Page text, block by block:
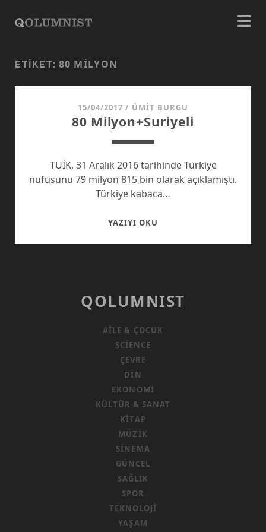
ETIKET: 80 MILYON
15/04/2017 / ÜMIT BURGU
80 Milyon+Suriyeli
TUİK, 31 Aralık 2016 tarihinde Türkiye
nüfusunu 79 milyon 815 bin olarak açıklamıştı.
Türkiye kabaca…
YAZIYI OKU
QOLUMNIST
AILE & ÇOCUK
SCIENCE
ÇEVRE
DIN
EKONOMI
KÜLTÜR & SANAT
KITAP
MÜZIK
SINEMA
GÜNCEL
SAĞLIK
SPOR
TEKNOLOJI
YAŞAM